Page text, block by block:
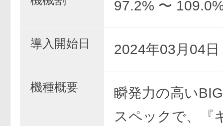
97.2% 〜
導入開始日 2024年03月04日
機種概要
瞬発力の高い
スペックで、『